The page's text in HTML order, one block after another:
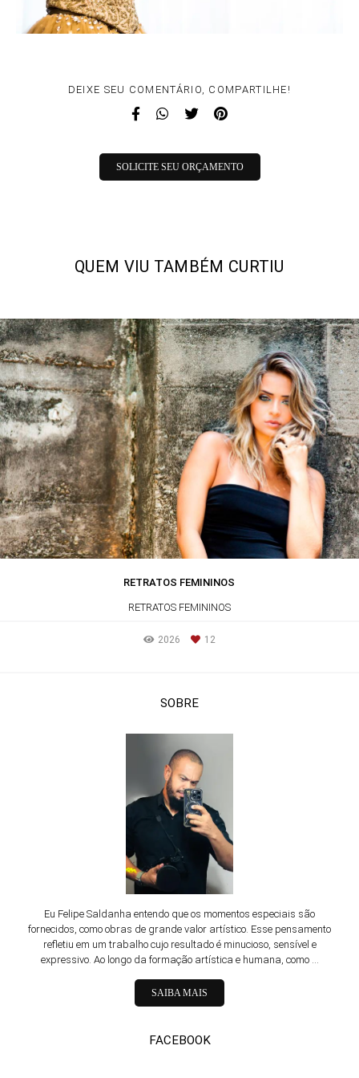
DEIXE SEU COMENTÁRIO, COMPARTILHE!
SOLICITE SEU ORÇAMENTO
QUEM VIU TAMBÉM CURTIU
RETRATOS FEMININOS
RETRATOS FEMININOS
2026 12
SOBRE
Eu Felipe Saldanha entendo que os momentos especiais são
fornecidos, como obras de grande valor artístico. Esse pensamento
refletiu em um trabalho cujo resultado é minucioso, sensível e
expressivo. Ao longo da formação artística e humana, como ...
SAIBA MAIS
FACEBOOK